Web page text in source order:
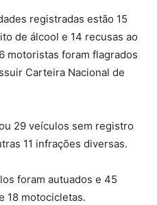
registradas estão 15
de álcool e 14 recusas ao
motoristas foram flagrados
Carteira Nacional de
29 veículos sem registro
11 infrações diversas.
foram autuados e 45
18 motocicletas.